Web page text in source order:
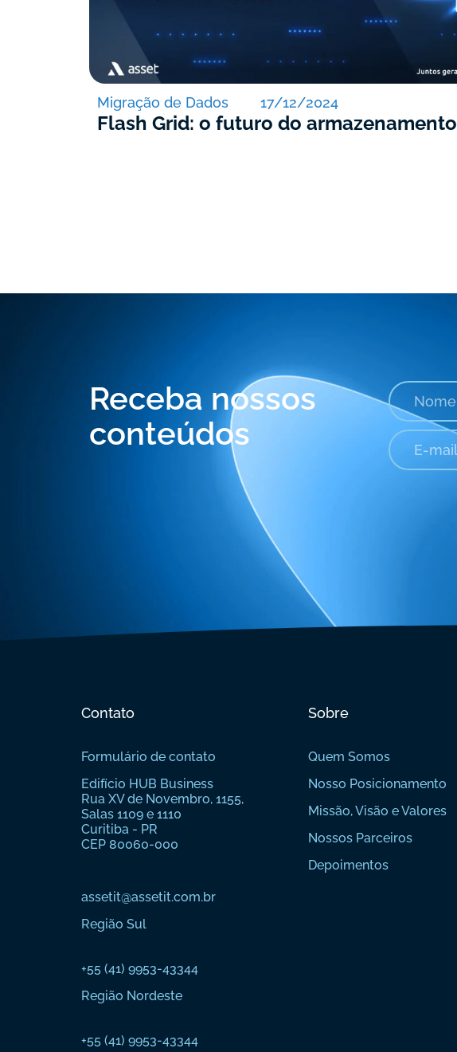
Migração de Dados 17/12/2024
Flash Grid: o futuro do armazenamento
Receba nossos
conteúdos
Contato
Formulário de contato
Edifício HUB Business
Rua XV de Novembro, 1155,
Salas 1109 e 1110
Curitiba - PR
CEP 80060-000
assetit@assetit.com.br
Região Sul
+55 (41) 9953-43344
Região Nordeste
+55 (41) 9953-43344
Sobre
Quem Somos
Nosso Posicionamento
Missão, Visão e Valores
Nossos Parceiros
Depoimentos